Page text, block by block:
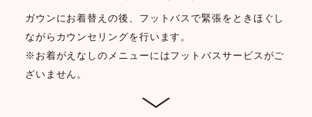
ガウンにお着替えの後、フットバスで緊張をときほぐし
ながらカウンセリングを行います。
※お着がえなしのメニューにはフットバスサービスがご
ざいません。